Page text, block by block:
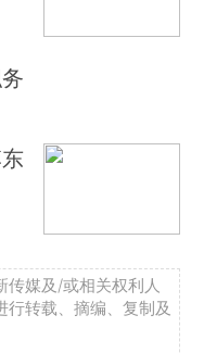
传媒及/或相关权利人
转载、摘编、复制及